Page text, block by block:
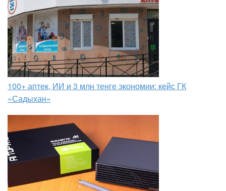
100+ аптек, ИИ и 3 млн тенге экономии: кейс ГК
«Садыхан»